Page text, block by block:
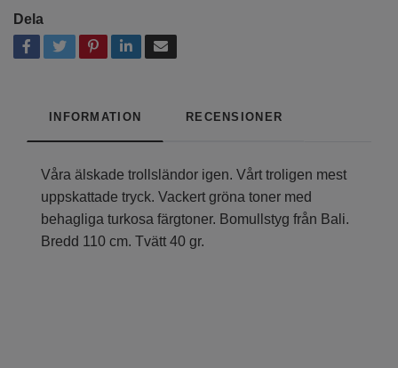
Dela
INFORMATION RECENSIONER
Våra älskade trollsländor igen. Vårt troligen mest
uppskattade tryck. Vackert gröna toner med
behagliga turkosa färgtoner. Bomullstyg från Bali.
Bredd 110 cm. Tvätt 40 gr.